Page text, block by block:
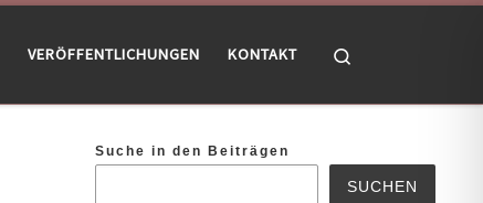
VERÖFFENTLICHUNGEN KONTAKT
Suche in den Beiträgen
SUCHEN